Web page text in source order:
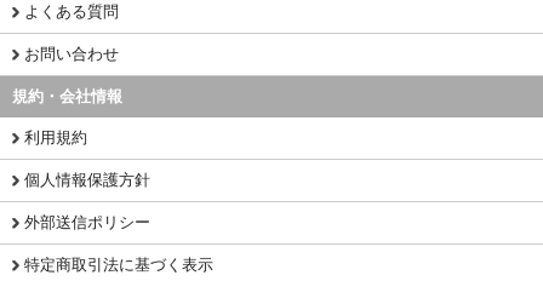
よくある質問
お問い合わせ
規約・会社情報
利用規約
個人情報保護方針
外部送信ポリシー
特定商取引法に基づく表示